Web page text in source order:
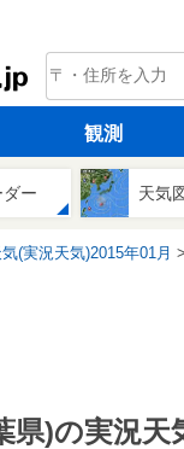
tenki.jp
観測
ー 天気
(実況天気)2015年01月
県)の実況天